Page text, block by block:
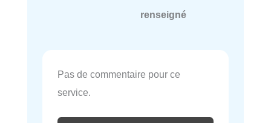
renseigné
Pas de commentaire pour ce
service.